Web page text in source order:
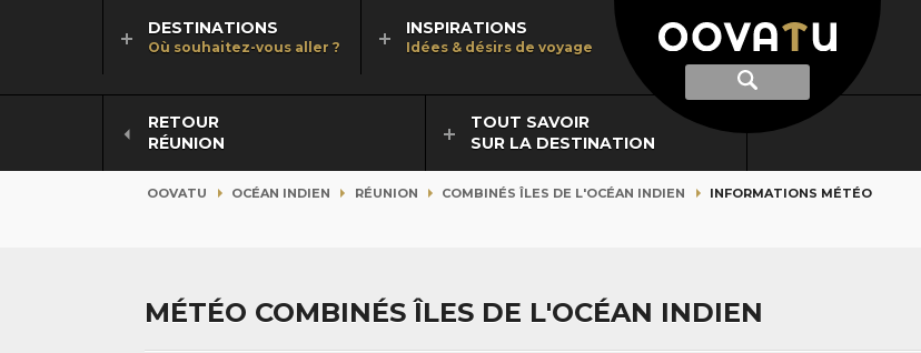
Afficher
recherche
Recherche
DESTINATIONS
Où souhaitez-vous aller ?
INSPIRATIONS
Idées & désirs de voyage
RETOUR
RÉUNION
TOUT SAVOIR
SUR LA DESTINATION
OOVATU OCÉAN INDIEN RÉUNION COMBINÉS ÎLES DE L'OCÉAN INDIEN INFORMATIONS MÉTÉO
MÉTÉO COMBINÉS ÎLES DE L'OCÉAN INDIEN